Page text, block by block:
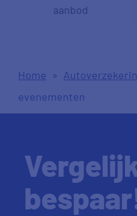
aanbod
Home »
evenementen